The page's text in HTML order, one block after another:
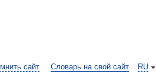
RU
сайт Словарь на свой сайт